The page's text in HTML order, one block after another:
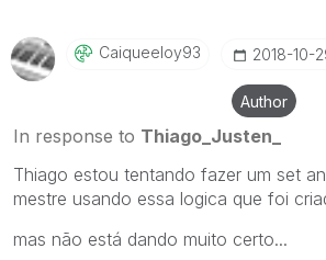
Caiqueeloy93 ‎2018-10-
Author
In response to Thiago_Justen_
Thiago estou tentando fazer um set
mestre usando essa logica que foi
mas não está dando muito certo...